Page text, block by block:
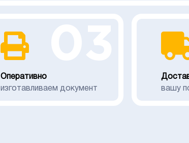
Оперативно
изготавливаем документ
вашу